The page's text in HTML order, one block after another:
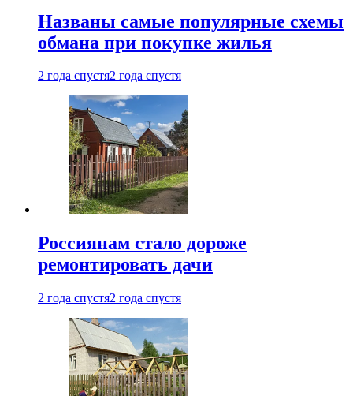
Названы самые популярные схемы
обмана при покупке жилья
2 года спустя2 года спустя
Россиянам стало дороже
ремонтировать дачи
2 года спустя2 года спустя